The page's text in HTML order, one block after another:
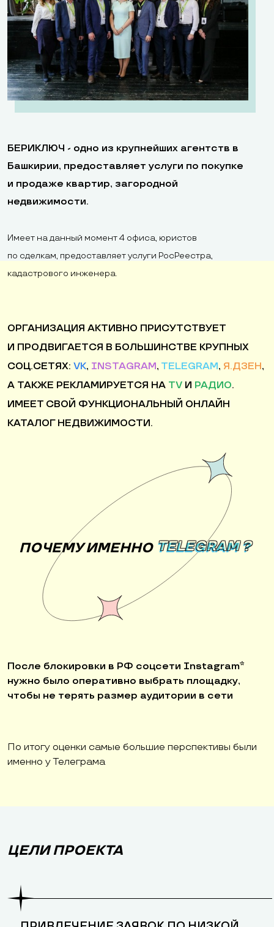
БЕРИКЛЮЧ - одно из крупнейших агентств в
Башкирии, предоставляет услуги по покупке
и продаже квартир, загородной
недвижимости.
Имеет на данный момент 4 офиса, юристов
по сделкам, предоставляет услуги РосРеестра,
кадастрового инженера.
ОРГАНИЗАЦИЯ АКТИВНО ПРИСУТСТВУЕТ
И ПРОДВИГАЕТСЯ В БОЛЬШИНСТВЕ КРУПНЫХ
СОЦ.СЕТЯХ: VK, INSTAGRAM, TELEGRAM, Я.ДЗЕН,
А ТАКЖЕ РЕКЛАМИРУЕТСЯ НА TV И РАДИО.
ИМЕЕТ СВОЙ ФУНКЦИОНАЛЬНЫЙ ОНЛАЙН
КАТАЛОГ НЕДВИЖИМОСТИ.
ПОЧЕМУ ИМЕННО TELEGRAM ?
TELEGRAM ?
После блокировки в РФ соцсети Instagram*
нужно было оперативно выбрать площадку,
чтобы не терять размер аудитории в сети
По итогу оценки самые большие перспективы были
именно у Телеграма
ЦЕЛИ ПРОЕКТА